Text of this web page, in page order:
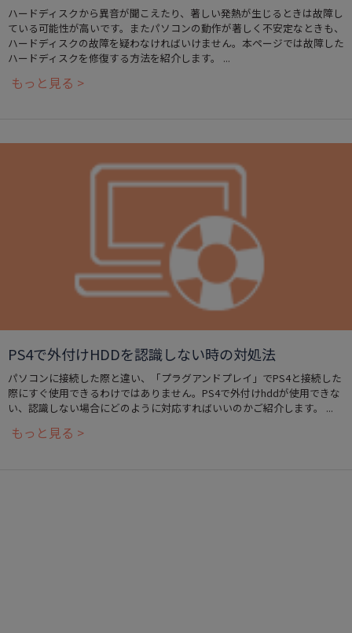
ハードディスクから異音が聞こえたり、著しい発熱が生じるときは故障し
ている可能性が高いです。またパソコンの動作が著しく不安定なときも、
ハードディスクの故障を疑わなければいけません。本ページでは故障した
ハードディスクを修復する方法を紹介します。 ...
もっと見る >
PS4で外付けHDDを認識しない時の対処法
パソコンに接続した際と違い、「プラグアンドプレイ」でPS4と接続した
際にすぐ使用できるわけではありません。PS4で外付けhddが使用できな
い、認識しない場合にどのように対応すればいいのかご紹介します。 ...
もっと見る >